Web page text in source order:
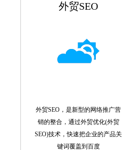
外贸SEO
外贸SEO，是新型的网络推广营
销的整合，通过外贸优化(外贸
SEO)技术，快速把企业的产品关
键词覆盖到百度